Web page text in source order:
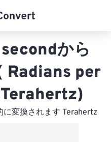
から
Radians per
変換されます Terahertz